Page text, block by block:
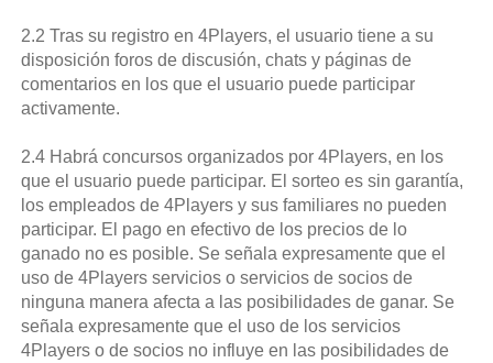
2.2 Tras su registro en 4Players, el usuario tiene a su
disposición foros de discusión, chats y páginas de
comentarios en los que el usuario puede participar
activamente.
2.4 Habrá concursos organizados por 4Players, en los
que el usuario puede participar. El sorteo es sin garantía,
los empleados de 4Players y sus familiares no pueden
participar. El pago en efectivo de los precios de lo
ganado no es posible. Se señala expresamente que el
uso de 4Players servicios o servicios de socios de
ninguna manera afecta a las posibilidades de ganar. Se
señala expresamente que el uso de los servicios
4Players o de socios no influye en las posibilidades de